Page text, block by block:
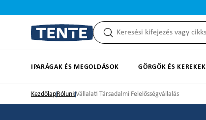
IPARÁGAK ÉS MEGOLDÁSOK GÖRGŐK ÉS KEREKEK
KezdőlapRólunkVállalati Társadalmi Felelősségvállalás